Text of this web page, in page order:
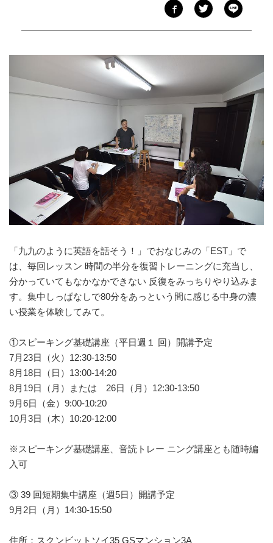
「九九のように英語を話そう！」でおなじみの「EST」で
は、毎回レッスン 時間の半分を復習トレーニングに充当し、
分かっていてもなかなかできない 反復をみっちりやり込みま
す。集中しっぱなしで80分をあっという間に感じる中身の濃
い授業を体験してみて。
①スピーキング基礎講座（平日週１ 回）開講予定
7月23日（火）12:30-13:50
8月18日（日）13:00-14:20
8月19日（月）または 26日（月）12:30-13:50
9月6日（金）9:00-10:20
10月3日（木）10:20-12:00
※スピーキング基礎講座、音読トレー ニング講座とも随時編
入可
③ 39 回短期集中講座（週5日）開講予定
9月2日（月）14:30-15:50
住所：スクンビットソイ35 GSマンション3A